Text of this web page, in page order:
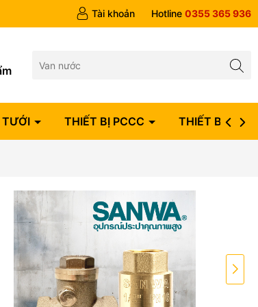
Tài khoản Hotline 0355 365 936
TƯỚI THIẾT BỊ PCCC THIẾT BỊ ĐIỆN